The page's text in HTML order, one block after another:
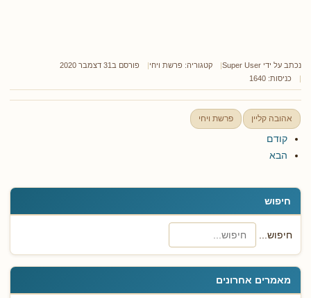
חיפוש
חיפוש...
מאמרים אחרונים
נכתב על ידי Super User קטגוריה: פרשת ויחי
פורסם ב31 דצמבר 2020
כניסות: 1640
אהובה קליין פרשת ויחי
קודם
הבא